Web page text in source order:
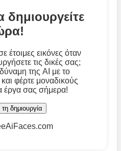
δημιουργείτε
έτοιμες εικόνες όταν
τις δικές σας;
της AI με το
φέρτε μοναδικούς
έργα σας σήμερα!
δημιουργία